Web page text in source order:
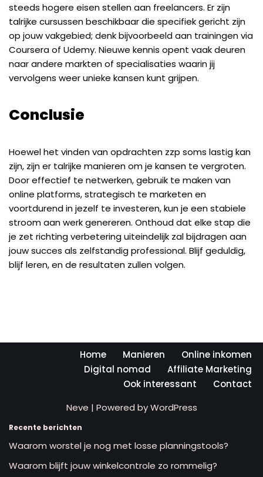
steeds hogere eisen stellen aan freelancers. Er zijn
talrijke cursussen beschikbaar die specifiek gericht zijn
op jouw vakgebied; denk bijvoorbeeld aan trainingen via
Coursera of Udemy. Nieuwe kennis opent vaak deuren
naar andere markten of specialisaties waarin jij
vervolgens weer unieke kansen kunt grijpen.
Conclusie
Hoewel het vinden van opdrachten zzp soms lastig kan
zijn, zijn er talrijke manieren om je kansen te vergroten.
Door effectief te netwerken, gebruik te maken van
online platforms, strategisch te marketen en
voortdurend in jezelf te investeren, kun je een stabiele
stroom aan werk genereren. Onthoud dat elke stap die
je zet richting verbetering uiteindelijk zal bijdragen aan
jouw succes als zelfstandig professional. Blijf geduldig,
blijf leren, en de resultaten zullen volgen.
Home Manieren
Online inkomen
Digital nomad
Affiliate Marketing
Ook interessant
Contact
Neve | Powered byWordPress
Recente berichten
Waarom worstel je nog met losse planningstools?
Waarom blijft jouw winkelcontrole zo rommelig?